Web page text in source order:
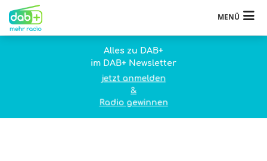
MENÜ
Alles zu DAB+
im DAB+ Newsletter
jetzt anmelden
&
Radio gewinnen